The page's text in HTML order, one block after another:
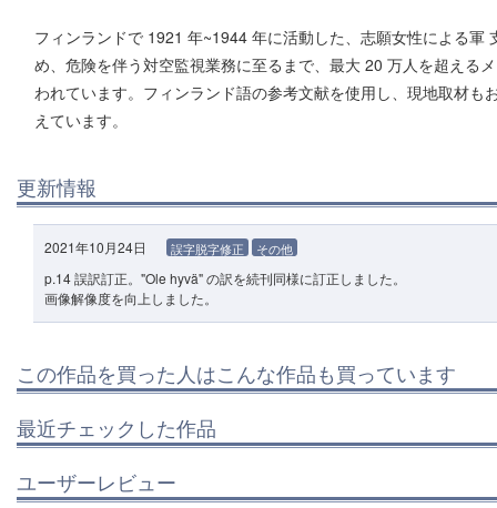
フィンランドで 1921 年~1944 年に活動した、志願女性による
め、危険を伴う対空監視業務に至るまで、最大 20 万人を超える
われています。フィンランド語の参考文献を使用し、現地取材
えています。
更新情報
2021年10月24日 誤字脱字修正 その他
p.14 誤訳訂正。"Ole hyvä" の訳を続刊同様に訂正しました。
画像解像度を向上しました。
この作品を買った人はこんな作品も買っています
最近チェックした作品
ユーザーレビュー